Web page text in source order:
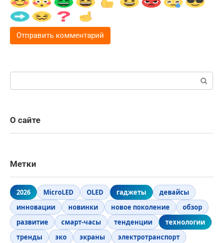
О сайте
Метки
2026 MicroLED OLED гаджеты
девайсы
инновации
новинки новое поколение
обзор
развитие
смарт-часы тенденции
технологии
тренды
эко экраны
электротранспорт